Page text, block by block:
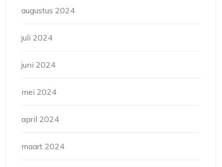
augustus 2024
juli 2024
juni 2024
mei 2024
april 2024
maart 2024